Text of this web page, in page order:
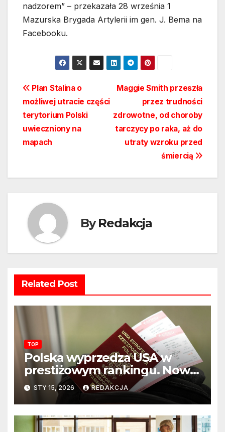
nadzorem” – przekazała 28 września 1
Mazurska Brygada Artylerii im gen. J. Bema na
Facebooku.
Nawigacja
wpisu
Maggie Smith przeszła
przez trudności
zdrowotne, od choroby
tarczycy po raka, aż do
utraty wzroku przed
śmiercią
Plan Stalina o
możliwej utracie części
terytorium Polski
uwieczniony na
mapach
ByRedakcja
Related Post
TOP
Polska wyprzedza USA w
prestiżowym rankingu. Nowy
układ sił na świecie?
STY 15, 2026 REDAKCJA